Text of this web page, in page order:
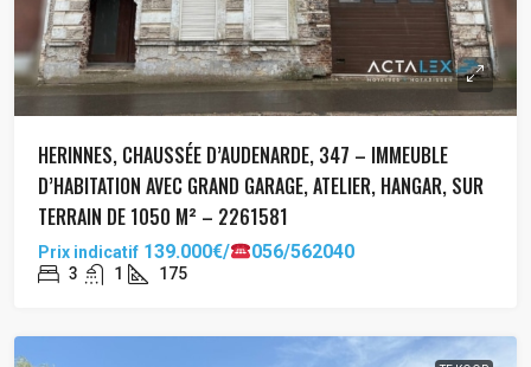
HERINNES, CHAUSSÉE D’AUDENARDE, 347 – IMMEUBLE
D’HABITATION AVEC GRAND GARAGE, ATELIER, HANGAR, SUR
TERRAIN DE 1050 M² – 2261581
Prix indicatif 139.000€/ 056/562040
3 1 175